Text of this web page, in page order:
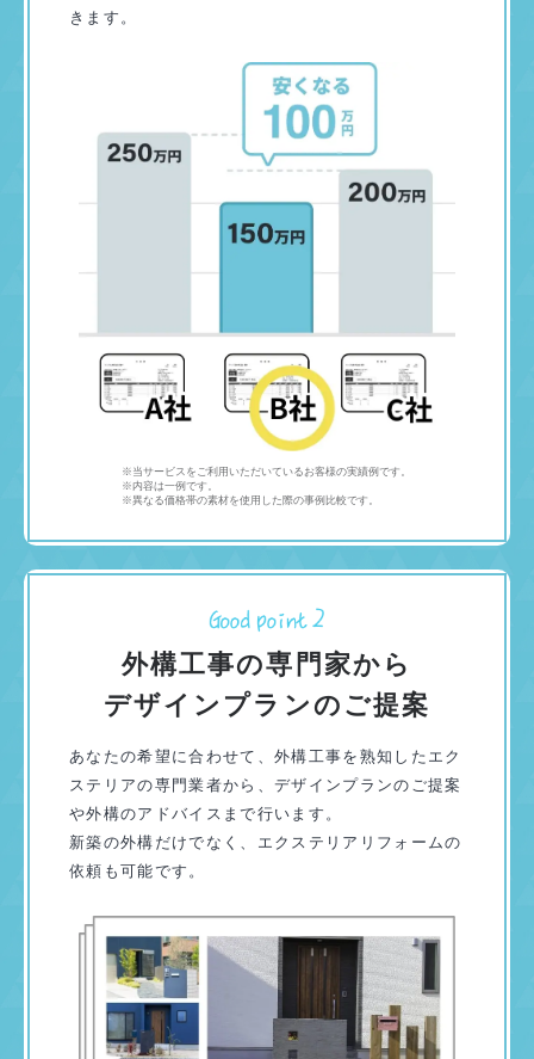
きます。
※当サービスをご利用いただいているお客様の実績例です。
※内容は一例です。
※異なる価格帯の素材を使用した際の事例比較です。
外構工事の専門家から
デザインプランのご提案
あなたの希望に合わせて、外構工事を熟知したエク
ステリアの専門業者から、デザインプランのご提案
や外構のアドバイスまで行います。
新築の外構だけでなく、エクステリアリフォームの
依頼も可能です。